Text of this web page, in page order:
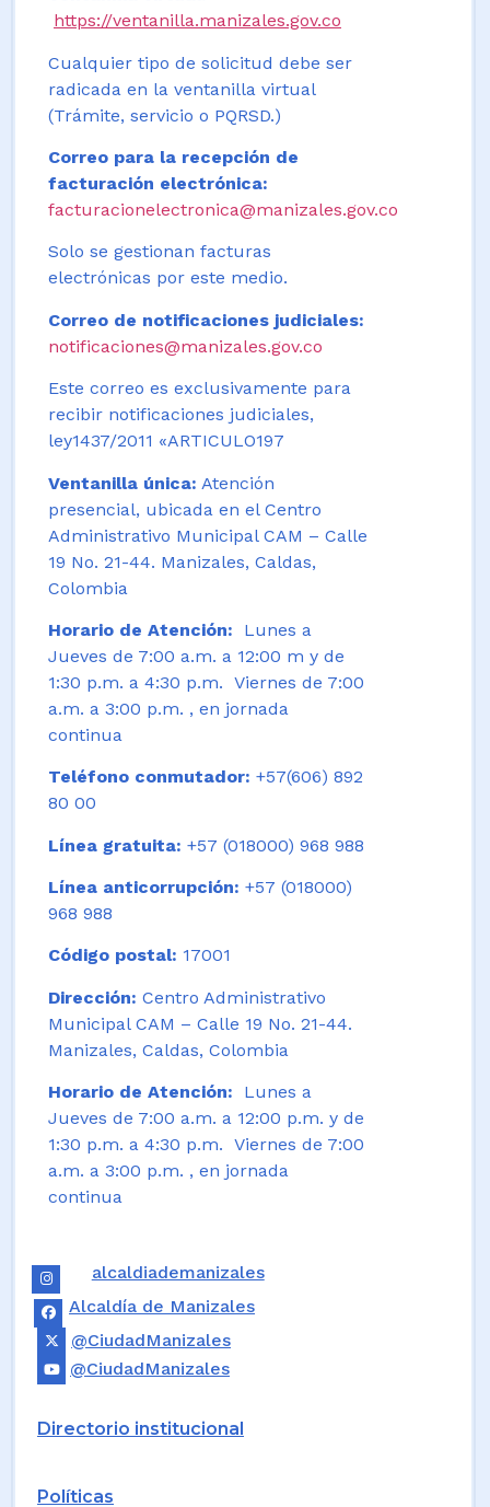
https://ventanilla.manizales.gov.co
Cualquier tipo de solicitud debe ser
radicada en la ventanilla virtual
(Trámite, servicio o PQRSD.)
Correo para la recepción de
facturación electrónica:
facturacionelectronica@manizales.gov.co
Solo se gestionan facturas
electrónicas por este medio.
Correo de notificaciones judiciales:
notificaciones@manizales.gov.co
Este correo es exclusivamente para
recibir notificaciones judiciales,
ley1437/2011 «ARTICULO197
Ventanilla única: Atención
presencial, ubicada en el Centro
Administrativo Municipal CAM – Calle
19 No. 21-44. Manizales, Caldas,
Colombia
Horario de Atención:
Lunes a
Jueves de 7:00 a.m. a 12:00 m y de
1:30 p.m. a 4:30 p.m. Viernes de 7:00
a.m. a 3:00 p.m. , en jornada
continua
Teléfono conmutador: +57(606) 892
80 00
Línea gratuita: +57 (018000) 968 988
Línea anticorrupción: +57 (018000)
968 988
Código postal: 17001
Dirección: Centro Administrativo
Municipal CAM – Calle 19 No. 21-44.
Manizales, Caldas, Colombia
Horario de Atención: Lunes a
Jueves de 7:00 a.m. a 12:00 p.m. y de
1:30 p.m. a 4:30 p.m. Viernes de 7:00
a.m. a 3:00 p.m. , en jornada
continua
alcaldiademanizales
Alcaldía de Manizales
@CiudadManizales
@CiudadManizales
Directorio institucional
Políticas